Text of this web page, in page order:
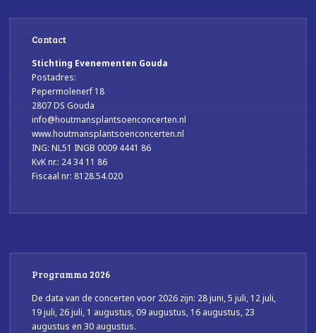
Contact
Stichting Evenementen Gouda
Postadres:
Pepermolenerf 18
2807 DS Gouda
info@houtmansplantsoenconcerten.nl
www.houtmansplantsoenconcerten.nl
ING: NL51 INGB 0009 4441 86
KvK nr.: 24 34 11 86
Fiscaal nr: 8128.54.020
Programma 2026
De data van de concerten voor 2026 zijn: 28 juni, 5 juli, 12 juli,
19 juli, 26 juli, 1 augustus, 09 augustus, 16 augustus, 23
augustus en 30 augustus.